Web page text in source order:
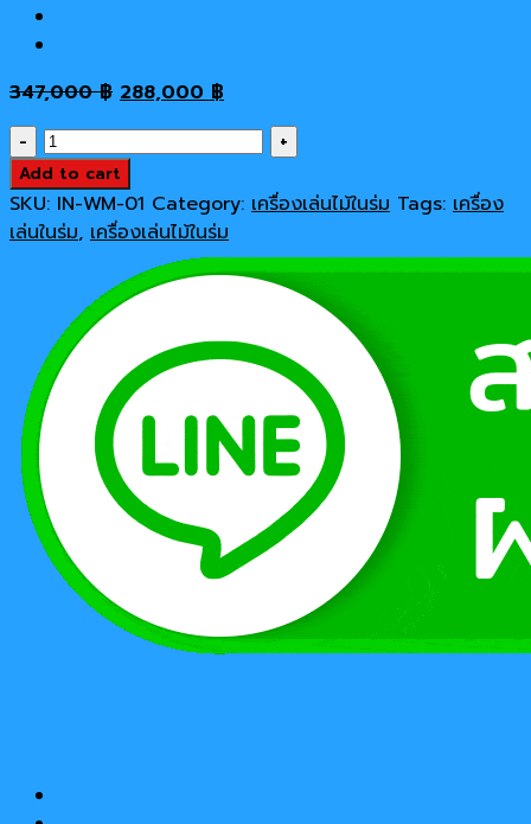
347,000฿ Original
was:
347,000 ฿.
288,000฿
price
is:
เครื่อง
เล่น
ใน
ร่ม
ใน
ร่ม
บ้าน
ไม้
quantity
Add to cart
SKU: IN-WM-01 Category: เครื่องเล่นไม้ในร่ม Tags: เครื่อง
เล่นในร่ม, เครื่องเล่นไม้ในร่ม